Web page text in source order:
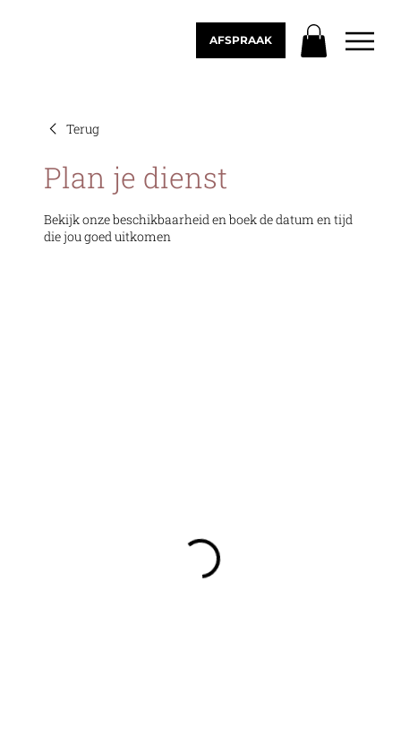
AFSPRAAK
Terug
Plan je dienst
Bekijk onze beschikbaarheid en boek de datum en tijd
die jou goed uitkomen